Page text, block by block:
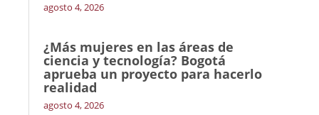
agosto 4, 2026
¿Más mujeres en las áreas de
ciencia y tecnología? Bogotá
aprueba un proyecto para hacerlo
realidad
agosto 4, 2026